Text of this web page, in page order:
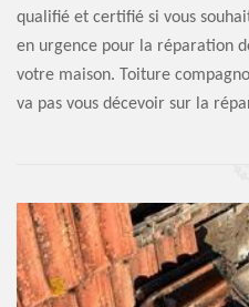
qualifié et certifié si vous
en urgence pour la réparation
votre maison. Toiture
va pas vous décevoir sur la